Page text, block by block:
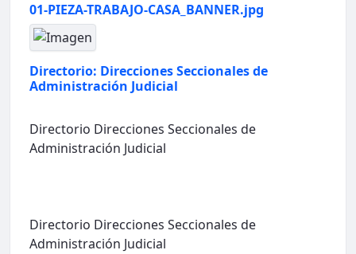
01-PIEZA-TRABAJO-CASA_BANNER.jpg
Directorio: Direcciones Seccionales de
Administración Judicial
Directorio Direcciones Seccionales de
Administración Judicial
Directorio Direcciones Seccionales de
Administración Judicial